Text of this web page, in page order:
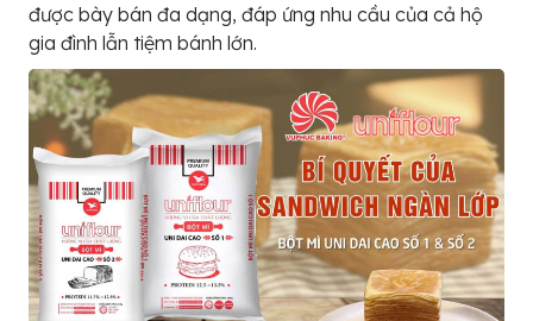
được bày bán đa dạng, đáp ứng nhu cầu của cả hộ
gia đình lẫn tiệm bánh lớn.